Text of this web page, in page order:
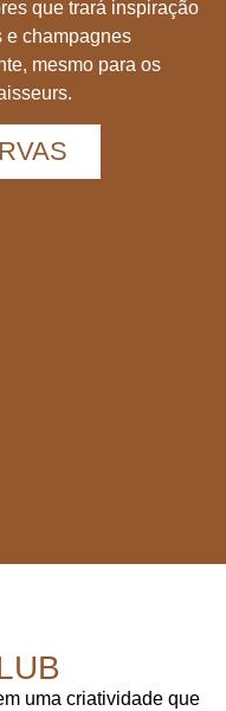
que trará inspiração
e champagnes
mesmo para os
uma criatividade que